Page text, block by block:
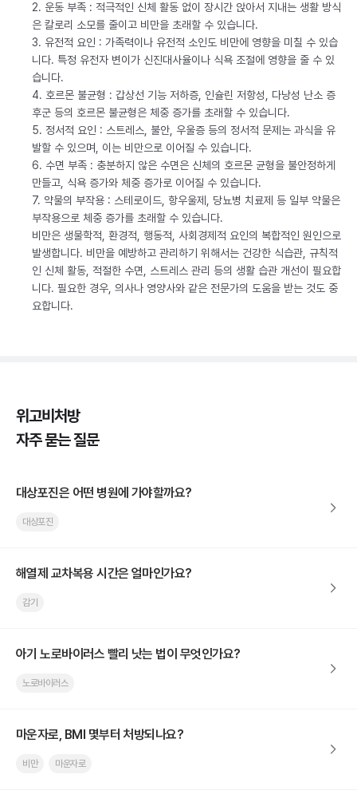
2. 운동 부족 : 적극적인 신체 활동 없이 장시간 앉아서 지내는 생활 방식
은 칼로리 소모를 줄이고 비만을 초래할 수 있습니다.
3. 유전적 요인 : 가족력이나 유전적 소인도 비만에 영향을 미칠 수 있습
니다. 특정 유전자 변이가 신진대사율이나 식욕 조절에 영향을 줄 수 있
습니다.
4. 호르몬 불균형 : 갑상선 기능 저하증, 인슐린 저항성, 다낭성 난소 증
후군 등의 호르몬 불균형은 체중 증가를 초래할 수 있습니다.
5. 정서적 요인 : 스트레스, 불안, 우울증 등의 정서적 문제는 과식을 유
발할 수 있으며, 이는 비만으로 이어질 수 있습니다.
6. 수면 부족 : 충분하지 않은 수면은 신체의 호르몬 균형을 불안정하게
만들고, 식욕 증가와 체중 증가로 이어질 수 있습니다.
7. 약물의 부작용 : 스테로이드, 항우울제, 당뇨병 치료제 등 일부 약물은
부작용으로 체중 증가를 초래할 수 있습니다.
비만은 생물학적, 환경적, 행동적, 사회경제적 요인의 복합적인 원인으로
발생합니다. 비만을 예방하고 관리하기 위해서는 건강한 식습관, 규칙적
인 신체 활동, 적절한 수면, 스트레스 관리 등의 생활 습관 개선이 필요합
니다. 필요한 경우, 의사나 영양사와 같은 전문가의 도움을 받는 것도 중
요합니다.
위고비처방
자주 묻는 질문
대상포진은 어떤 병원에 가야할까요?
대상포진
해열제 교차복용 시간은 얼마인가요?
감기
아기 노로바이러스 빨리 낫는 법이 무엇인가요?
노로바이러스
마운자로, BMI 몇부터 처방되나요?
비만 마운자로